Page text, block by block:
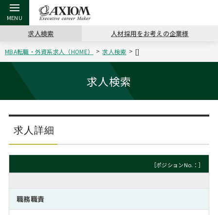
戻る
アクシアムの特長
コンサ
サービス案内 キャリ
コンサルタントの紹介
戻る
キャリア支援 TOP
キャリアデザイン講座
（最新求人市場動向）
MBAの
おわり
ステージ別アドバイス
MBA留学生数の推移
日本か
戻る
転職ツール TOP
英文レジュメの書き方 パワー
職務経歴書の書き方
よくある面接Q&A集
外資系／面接攻略のコツ
戻る
転職コラム TOP
“展”職相談室
転職市場の明日をよめ
転職成功への4つの鍵
キャリアに効く一冊
戻る
イベント・セミナー TOP
ジョブフェア
キャリアデザインセミナー
キャリアフォーラム
プロ経営者の特別セミナー
戻る
会社概要 TOP
沿革
主なクライアント
採用情報
パブリシティ
求人検索 人材採用をお考えの企業様
MBA転職・外資系求人（HOME） 求人検索 []
求人検索
求人詳細
［ポジションNo.：］
職務職責